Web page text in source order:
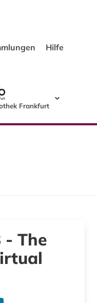
Hilfe
Frankfurt
- The